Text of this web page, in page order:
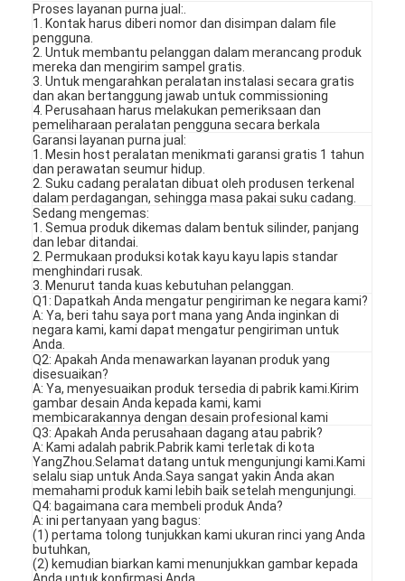
Proses layanan purna jual:.
1. Kontak harus diberi nomor dan disimpan dalam file
pengguna.
2. Untuk membantu pelanggan dalam merancang produk
mereka dan mengirim sampel gratis.
3. Untuk mengarahkan peralatan instalasi secara gratis
dan akan bertanggung jawab untuk commissioning
4. Perusahaan harus melakukan pemeriksaan dan
pemeliharaan peralatan pengguna secara berkala
Garansi layanan purna jual:
1. Mesin host peralatan menikmati garansi gratis 1 tahun
dan perawatan seumur hidup.
2. Suku cadang peralatan dibuat oleh produsen terkenal
dalam perdagangan, sehingga masa pakai suku cadang.
Sedang mengemas:
1. Semua produk dikemas dalam bentuk silinder, panjang
dan lebar ditandai.
2. Permukaan produksi kotak kayu kayu lapis standar
menghindari rusak.
3. Menurut tanda kuas kebutuhan pelanggan.
Q1: Dapatkah Anda mengatur pengiriman ke negara kami?
A: Ya, beri tahu saya port mana yang Anda inginkan di
negara kami, kami dapat mengatur pengiriman untuk
Anda.
Q2: Apakah Anda menawarkan layanan produk yang
disesuaikan?
A: Ya, menyesuaikan produk tersedia di pabrik kami.Kirim
gambar desain Anda kepada kami, kami
membicarakannya dengan desain profesional kami
Q3: Apakah Anda perusahaan dagang atau pabrik?
A: Kami adalah pabrik.Pabrik kami terletak di kota
YangZhou.Selamat datang untuk mengunjungi kami.Kami
selalu siap untuk Anda.Saya sangat yakin Anda akan
memahami produk kami lebih baik setelah mengunjungi.
Q4: bagaimana cara membeli produk Anda?
A: ini pertanyaan yang bagus:
(1) pertama tolong tunjukkan kami ukuran rinci yang Anda
butuhkan,
(2) kemudian biarkan kami menunjukkan gambar kepada
Anda untuk konfirmasi Anda,